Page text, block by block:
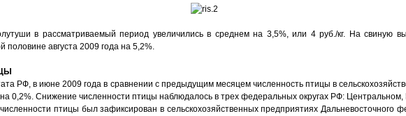
в рассматриваемый период увеличились в среднем на 3,5%, или 4 руб./кг. На свиную
половине августа 2009 года на 5,2%.
РФ, в июне 2009 года в сравнении с предыдущим месяцем численность птицы в
на 0,2%. Снижение численности птицы наблюдалось в трех федеральных округах РФ:
птицы был зафиксирован в сельскохозяйственных предприятиях Дальневосточного